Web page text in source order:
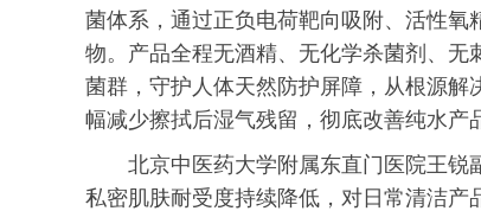
菌体系，通过正负电荷靶向吸附、活性
物。产品全程无酒精、无化学杀菌剂、
菌群，守护人体天然防护屏障，从根源
幅减少擦拭后湿气残留，彻底改善纯水产
北京中医药大学附属东直门医院王
私密肌肤耐受度持续降低，对日常清洁